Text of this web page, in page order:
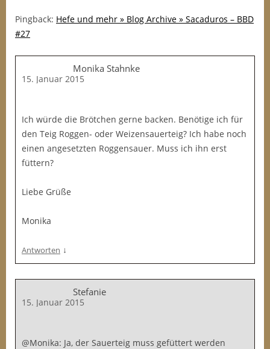
Pingback: Hefe und mehr » Blog Archive » Sacaduros – BBD
#27
Monika Stahnke
15. Januar 2015
Ich würde die Brötchen gerne backen. Benötige ich für
den Teig Roggen- oder Weizensauerteig? Ich habe noch
einen angesetzten Roggensauer. Muss ich ihn erst
füttern?
Liebe Grüße
Monika
Antworten ↓
Stefanie
15. Januar 2015
@Monika: Ja, der Sauerteig muss gefüttert werden